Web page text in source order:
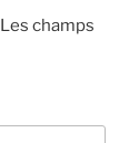
Les champs